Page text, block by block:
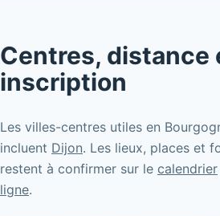
Centres, distance
inscription
Les villes-centres utiles en
incluent Dijon. Les lieux, places et
restent à confirmer sur le calendrier
ligne.